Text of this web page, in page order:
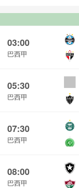
03:00
巴西甲
05:30
巴西甲
07:30
巴西甲
08:00
巴西甲